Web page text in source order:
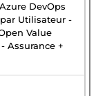
Azure DevOps
Utilisateur -
Value
Assurance +